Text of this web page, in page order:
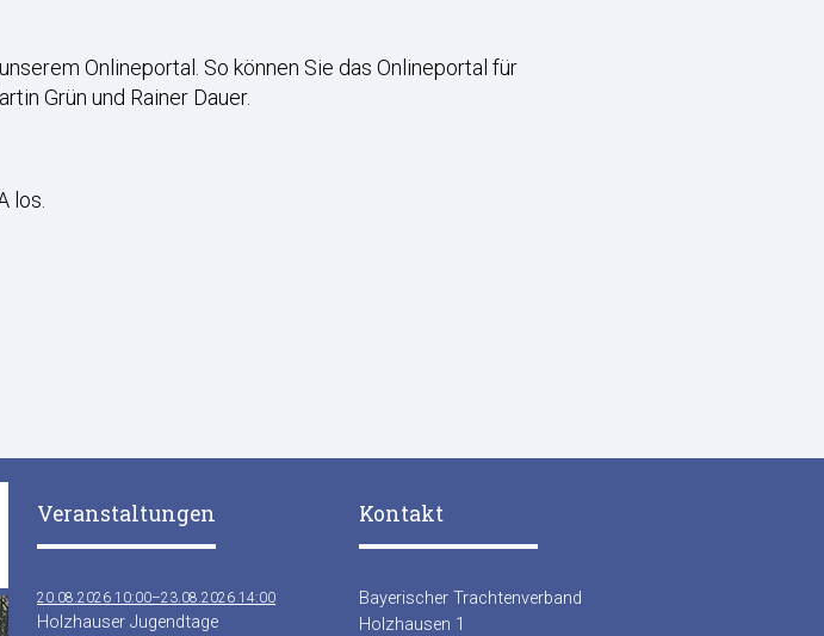
Onlineportal. So können Sie das Onlineportal für
Grün und Rainer Dauer.
los.
Veranstaltungen
20.08.2026 10:00–23.08.2026 14:00
Holzhauser Jugendtage
Kontakt
Bayerischer Trachtenverband
Holzhausen 1